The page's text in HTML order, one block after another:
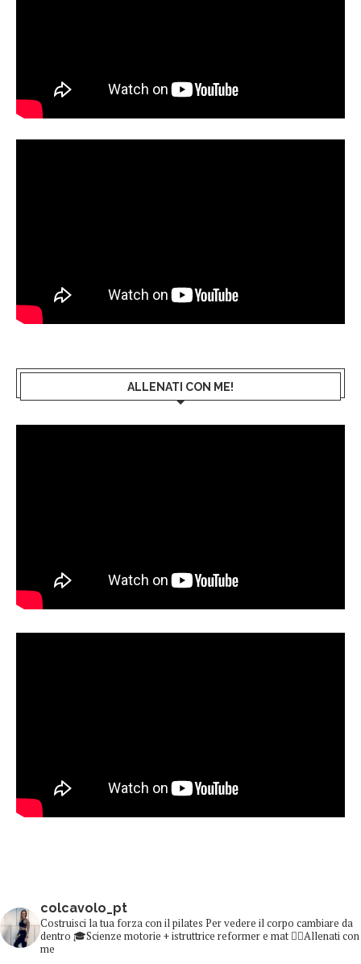
ALLENATI CON ME!
colcavolo_pt
Costruisci la tua forza con il pilates Per vedere il corpo cambiare da
dentro 🎓Scienze motorie + istruttrice reformer e mat 👇🏻Allenati con
me